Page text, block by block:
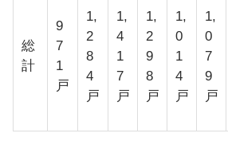
総
計
9
7
1
戸
1,
2
8
4
戸
1,
4
1
7
戸
1,
2
9
8
戸
1,
0
1
4
戸
1,
0
7
9
戸